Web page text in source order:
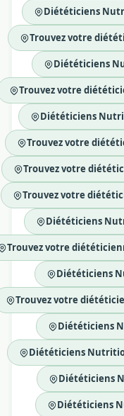
Diététiciens
Trouvez votre
Diététiciens
Trouvez votre
Diététiciens
Trouvez votre
Trouvez votre
Trouvez votre
Diététiciens
Trouvez votre
Diététiciens
Trouvez votre
Diététiciens
Diététiciens
Diététiciens
Diététiciens